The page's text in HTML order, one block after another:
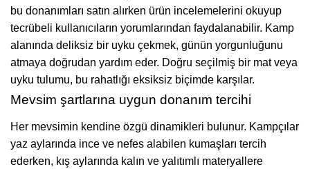
bu donanımları satın alırken ürün incelemelerini okuyup
tecrübeli kullanıcıların yorumlarından faydalanabilir. Kamp
alanında deliksiz bir uyku çekmek, günün yorgunluğunu
atmaya doğrudan yardım eder. Doğru seçilmiş bir mat veya
uyku tulumu, bu rahatlığı eksiksiz biçimde karşılar.
Mevsim şartlarına uygun donanım tercihi
Her mevsimin kendine özgü dinamikleri bulunur. Kampçılar
yaz aylarında ince ve nefes alabilen kumaşları tercih
ederken, kış aylarında kalın ve yalıtımlı materyallere